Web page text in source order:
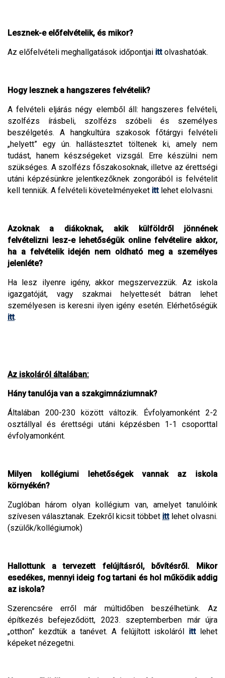
Lesznek-e előfelvételik, és mikor?
Az előfelvételi meghallgatások időpontjai ittolvashatóak.
Hogy lesznek a hangszeres felvételik?
A felvételi eljárás négy elemből áll: hangszeres felvételi,
szolfézs írásbeli, szolfézs szóbeli és személyes
beszélgetés. A hangkultúra szakosok főtárgyi felvételi
„helyett” egy ún. hallástesztet töltenek ki, amely nem
tudást, hanem készségeket vizsgál. Erre készülni nem
szükséges. A szolfézs főszakosoknak, illetve az érettségi
utáni képzésünkre jelentkezőknek zongorából is felvételit
kell tenniük. A felvételi követelményeket ittlehet elolvasni.
Azoknak a diákoknak, akik külföldről jönnének
felvételizni lesz-e lehetőségük online felvételire akkor,
ha a felvételik idején nem oldható meg a személyes
jelenléte?
Ha lesz ilyenre igény, akkor megszervezzük. Az iskola
igazgatóját, vagy szakmai helyettesét bátran lehet
személyesen is keresni ilyen igény esetén. Elérhetőségük
itt.
Az iskoláról általában:
Hány tanulója van a szakgimnáziumnak?
Általában 200-230 között változik. Évfolyamonként 2-2
osztállyal és érettségi utáni képzésben 1-1 csoporttal
évfolyamonként.
Milyen kollégiumi lehetőségek vannak az iskola
környékén?
Zuglóban három olyan kollégium van, amelyet tanulóink
szívesen választanak. Ezekről kicsit többet ittlehet olvasni.
(szülők/kollégiumok)
Hallottunk a tervezett felújításról, bővítésről. Mikor
esedékes, mennyi ideig fog tartani és hol működik addig
az iskola?
Szerencsére erről már múltidőben beszélhetünk. Az
építkezés befejeződött, 2023. szeptemberben már újra
„otthon” kezdtük a tanévet. A felújított iskoláról ittlehet
képeket nézegetni.